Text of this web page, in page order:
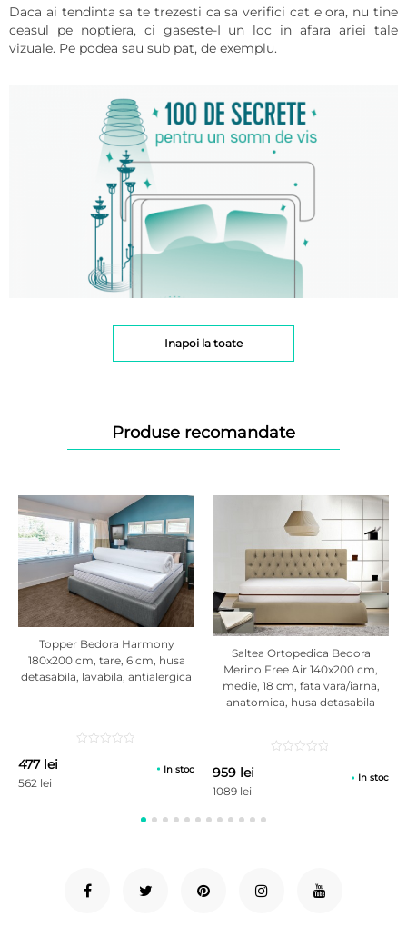
Daca ai tendinta sa te trezesti ca sa verifici cat e ora, nu tine
ceasul pe noptiera, ci gaseste-I un loc in afara ariei tale
vizuale. Pe podea sau sub pat, de exemplu.
Inapoi la toate
Produse recomandate
Topper Bedora Harmony
180x200 cm, tare, 6 cm, husa
detasabila, lavabila, antialergica
477 lei
562 lei
In stoc
Saltea Ortopedica Bedora
Merino Free Air 140x200 cm,
medie, 18 cm, fata vara/iarna,
anatomica, husa detasabila
959 lei
1089 lei
In stoc